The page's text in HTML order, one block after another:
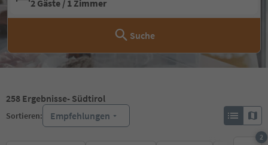
2 Gäste / 1 Zimmer
Suche
258 Ergebnisse- Südtirol
Sortieren: Empfehlungen
2